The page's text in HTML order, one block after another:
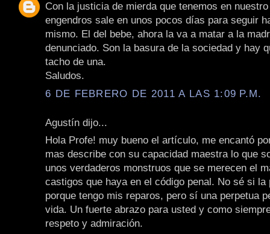
Con la justicia de mierda que tenemos en
engendros sale en unos pocos días para seguir
mismo. El del bebe, ahora la va a matar a la
denunciado. Son la basura de la sociedad y hay
tacho de una.
Saludos.
6 DE FEBRERO DE 2011 A LAS 1:09 P.M.
Agustín dijo...
Hola Profe! muy bueno el artículo, me encantó
mas describe con su capacidad maestra lo que
unos verdaderos monstruos que se merecen el
castigos que haya en el código penal. No sé si la
porque tengo mis reparos, pero sí una perpetua
vida. Un fuerte abrazo para usted y como
respeto y admiración.